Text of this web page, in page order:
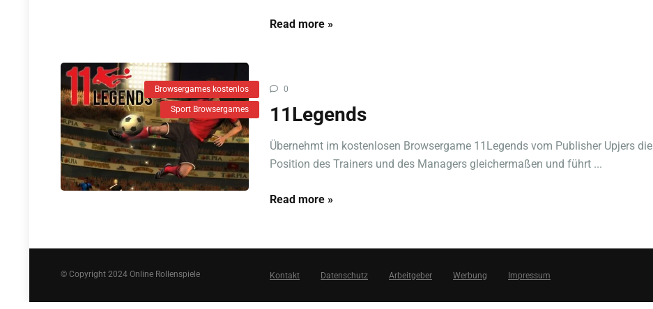
Read more »
Browsergames kostenlos
Sport Browsergames
0
11Legends
Übernehmt im kostenlosen Browsergame 11Legends vom Publisher Upjers die
Position des Trainers und des Managers gleichermaßen und führt ...
Read more »
© Copyright 2024 Online Rollenspiele Kontakt Datenschutz Arbeitgeber Werbung Impressum